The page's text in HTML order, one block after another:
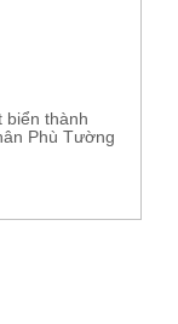
biển thành
Phù Tường